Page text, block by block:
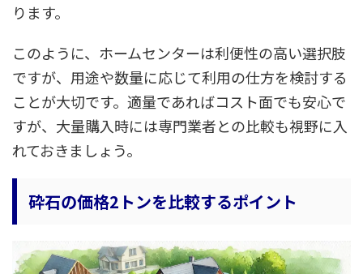
ります。
このように、ホームセンターは利便性の高い選択肢
ですが、用途や数量に応じて利用の仕方を検討する
ことが大切です。適量であればコスト面でも安心で
すが、大量購入時には専門業者との比較も視野に入
れておきましょう。
砕石の価格2トンを比較するポイント